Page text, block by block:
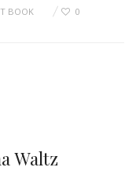
BOOK 0
Waltz